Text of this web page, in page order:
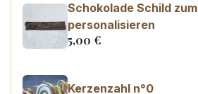
Schokolade Schild zum
personalisieren
5,00 €
Kerzenzahl n°0